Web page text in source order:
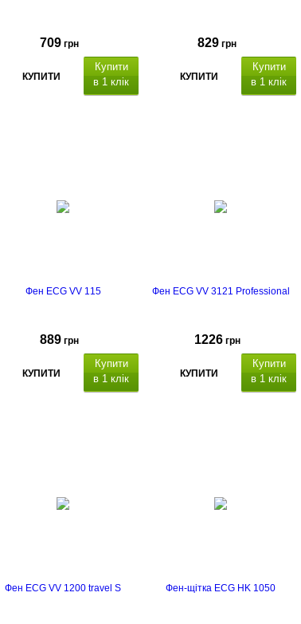
709 грн
КУПИТИ
Купити
в 1 клік
829 грн
КУПИТИ
Купити
в 1 клік
Фен ECG VV 115
889 грн
КУПИТИ
Купити
в 1 клік
Фен ECG VV 3121 Professional
1226 грн
КУПИТИ
Купити
в 1 клік
Фен ECG VV 1200 travel S Фен-щітка ECG HK 1050